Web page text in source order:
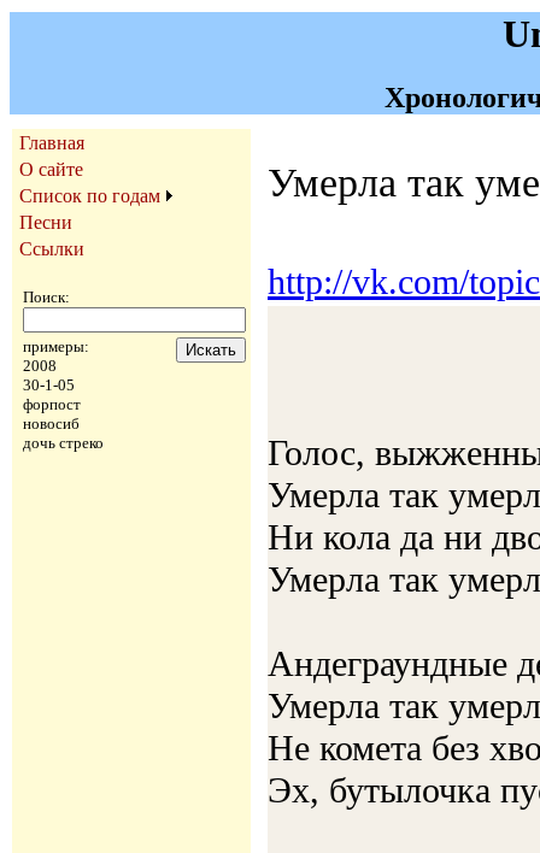
Главная
О сайте
Список по годам
Песни
Ссылки
Поиск:
примеры:
2008
30-1-05
форпост
новосиб
дочь стреко
Умерла так
http://vk.com/
Голос,
Умерла так
Ни кола да ни
Умерла так
Андеграундные
Умерла так
Не комета без
Эх, бутылочка